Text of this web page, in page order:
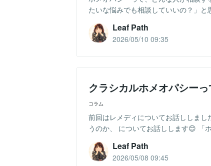
たいな悩みでも相談していいの？」
Leaf Path
2026/05/10 09:35
クラシカルホメオパシー
コラム
前回はレメディについてお話ししま
うのか、 についてお話しします😊 「
Leaf Path
2026/05/08 09:45